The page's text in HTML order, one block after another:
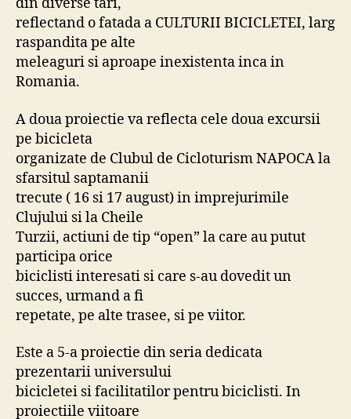
reflectand o fatada a CULTURII BICICLETEI, larg
raspandita pe alte
meleaguri si aproape inexistenta inca in
Romania.
A doua proiectie va reflecta cele doua excursii
pe bicicleta
organizate de Clubul de Cicloturism NAPOCA la
sfarsitul saptamanii
trecute ( 16 si 17 august) in imprejurimile
Clujului si la Cheile
Turzii, actiuni de tip “open” la care au putut
participa orice
biciclisti interesati si care s-au dovedit un
succes, urmand a fi
repetate, pe alte trasee, si pe viitor.
Este a 5-a proiectie din seria dedicata
prezentarii universului
bicicletei si facilitatilor pentru biciclisti. In
proiectiile viitoare